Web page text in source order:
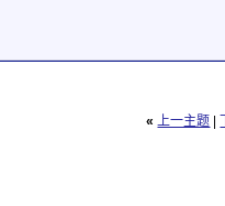
« 上一主题